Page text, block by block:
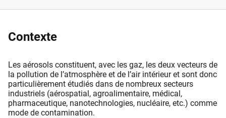
Contexte
Les aérosols constituent, avec les gaz, les deux vecteurs de
la pollution de l’atmosphère et de l’air intérieur et sont donc
particulièrement étudiés dans de nombreux secteurs
industriels (aérospatial, agroalimentaire, médical,
pharmaceutique, nanotechnologies, nucléaire, etc.) comme
mode de contamination.